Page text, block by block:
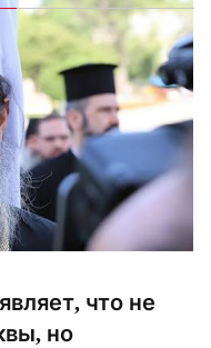
что не
но